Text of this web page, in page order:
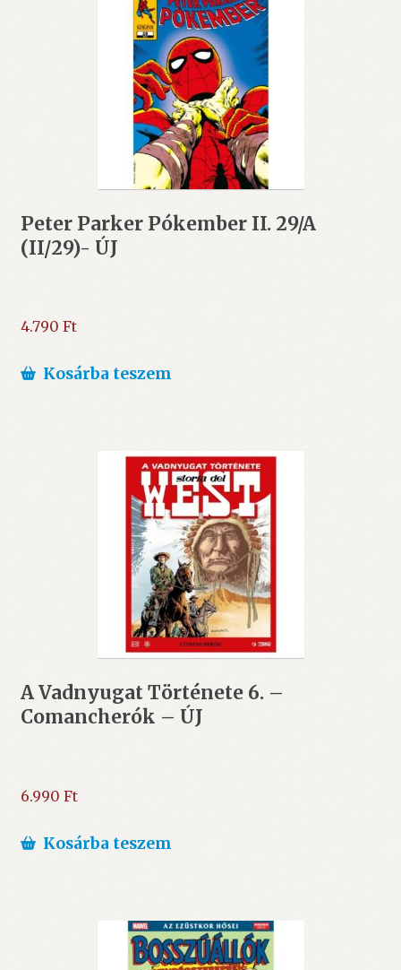
Peter Parker Pókember II. 29/A
(II/29)- ÚJ
4.790 Ft
Kosárba teszem
A Vadnyugat Története 6. –
Comancherók – ÚJ
6.990 Ft
Kosárba teszem